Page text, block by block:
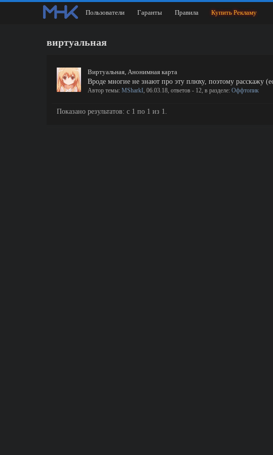
виртуальная
Виртуальная, Анонимная карта
Вроде многие не знают про эту плюху, поэтому
Автор темы: MSharkI, 06.03.18, ответов - 12, в разделе: Оффтопик
Показано результатов: с 1 по 1 из 1.
Пользователи Гаранты Правила Купить Рекламу